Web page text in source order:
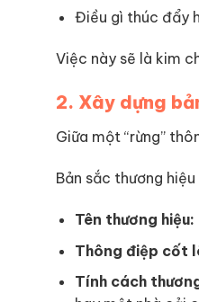
Điều gì thúc đẩy
Việc này sẽ là kim
2. Xây dựng
Giữa một “rừng”
Bản sắc thương
Tên thương hiệu:
Thông điệp cốt
Tính cách